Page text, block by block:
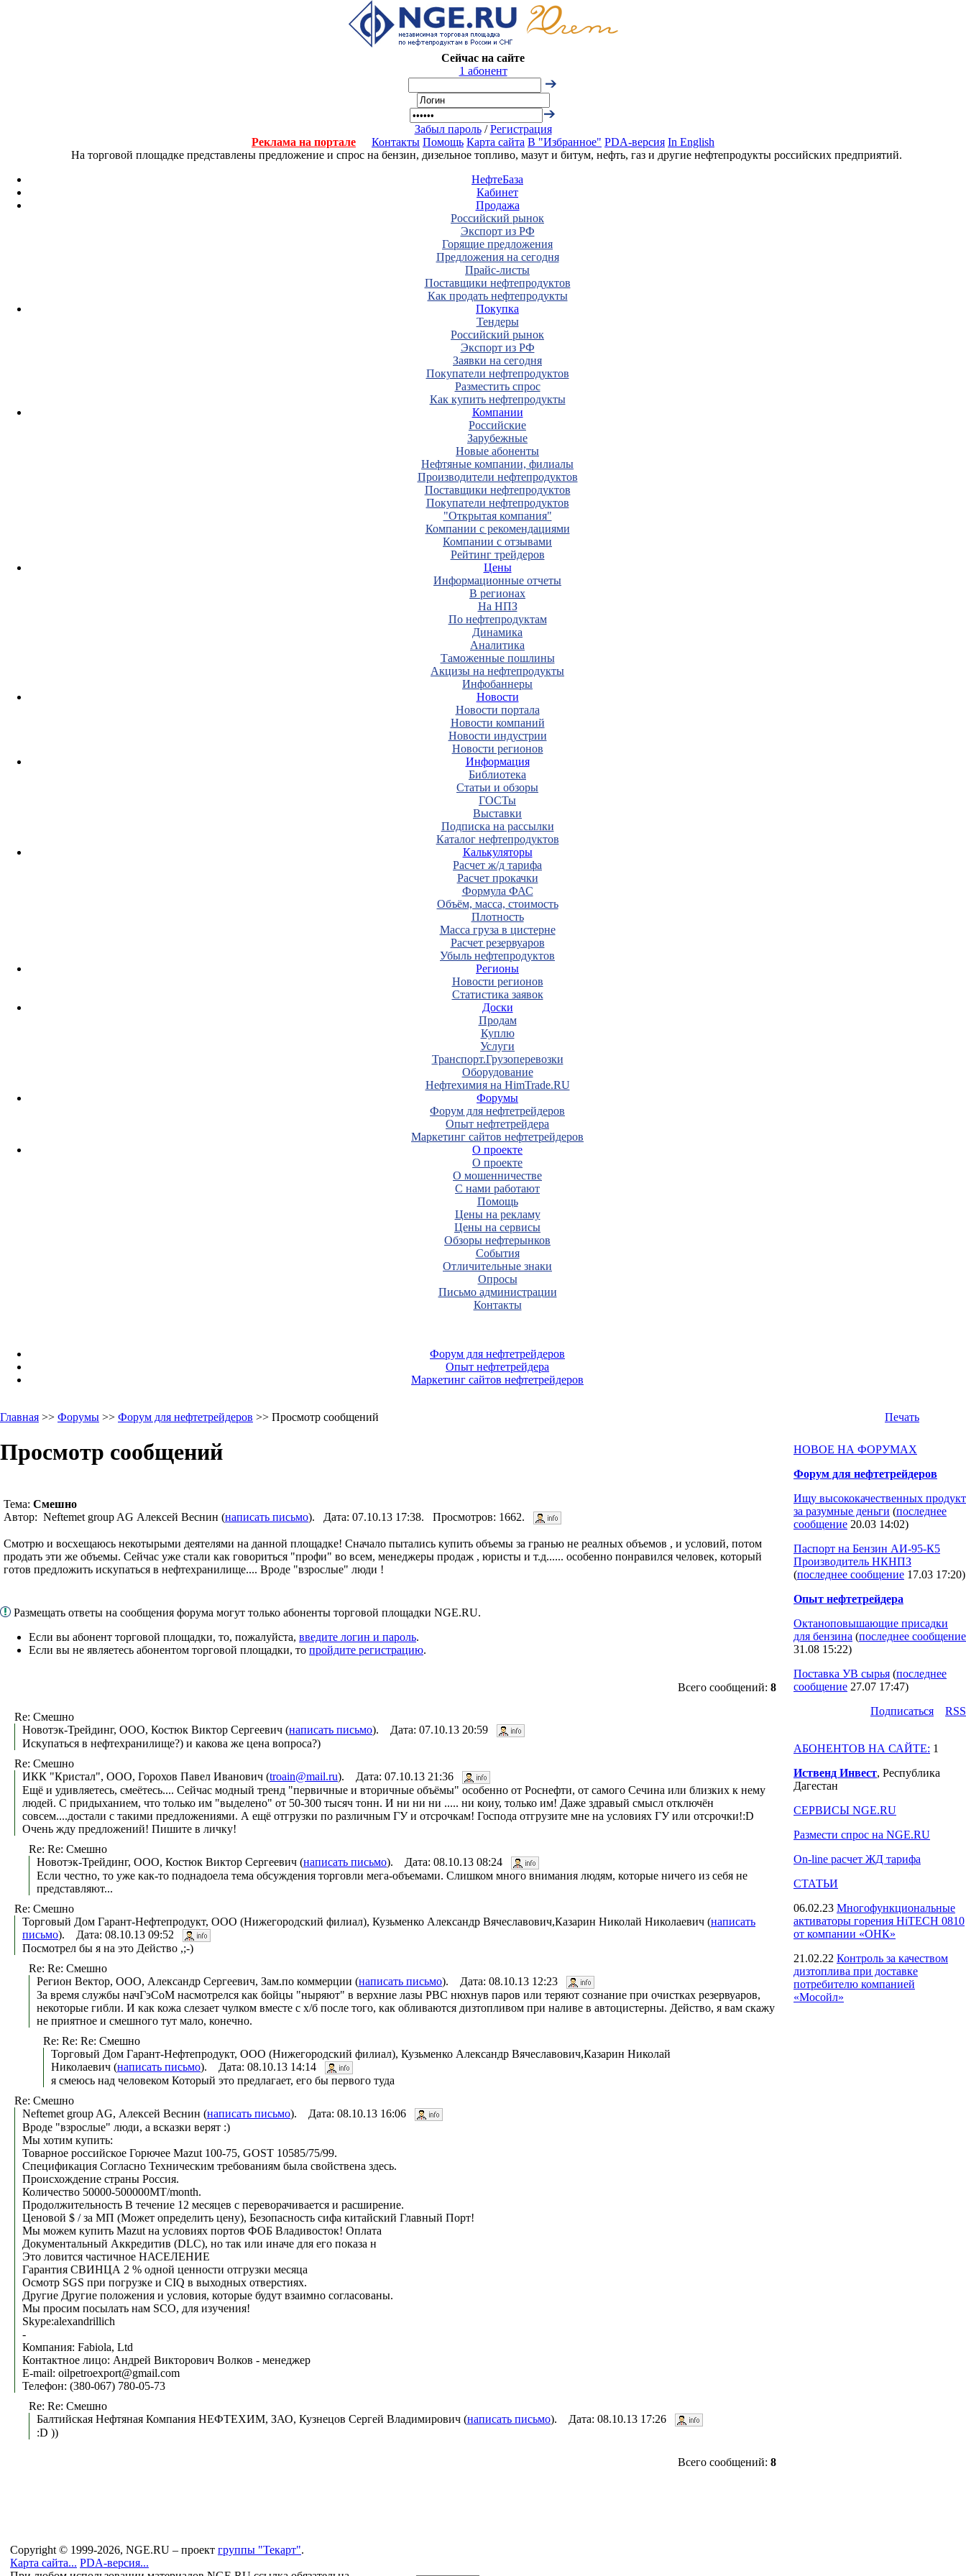
Сейчас на сайте
1 абонент
Забыл пароль/Регистрация
Реклама на портале
Контакты Помощь Карта сайта В "Избранное" PDA-версия In English
На торговой площадке представлены предложение и спрос на бензин, дизельное топливо, мазут и битум, нефть, газ и другие нефтепродукты российских предприятий.
НефтеБаза
Кабинет
Продажа
Российский рынок
Экспорт из РФ
Горящие предложения
Предложения на сегодня
Прайс-листы
Поставщики нефтепродуктов
Как продать нефтепродукты
Покупка
Тендеры
Российский рынок
Экспорт из РФ
Заявки на сегодня
Покупатели нефтепродуктов
Разместить спрос
Как купить нефтепродукты
Компании
Российские
Зарубежные
Новые абоненты
Нефтяные компании, филиалы
Производители нефтепродуктов
Поставщики нефтепродуктов
Покупатели нефтепродуктов
"Открытая компания"
Компании с рекомендациями
Компании с отзывами
Рейтинг трейдеров
Цены
Информационные отчеты
В регионах
На НПЗ
По нефтепродуктам
Динамика
Аналитика
Таможенные пошлины
Акцизы на нефтепродукты
Инфобаннеры
Новости
Новости портала
Новости компаний
Новости индустрии
Новости регионов
Информация
Библиотека
Статьи и обзоры
ГОСТы
Выставки
Подписка на рассылки
Каталог нефтепродуктов
Калькуляторы
Расчет ж/д тарифа
Расчет прокачки
Формула ФАС
Объём, масса, стоимость
Плотность
Масса груза в цистерне
Расчет резервуаров
Убыль нефтепродуктов
Регионы
Новости регионов
Статистика заявок
Доски
Продам
Куплю
Услуги
Транспорт.Грузоперевозки
Оборудование
Нефтехимия на HimTrade.RU
Форумы
Форум для нефтетрейдеров
Опыт нефтетрейдера
Маркетинг сайтов нефтетрейдеров
О проекте
О проекте
О мошенничестве
С нами работают
Помощь
Цены на рекламу
Цены на сервисы
Обзоры нефтерынков
События
Отличительные знаки
Опросы
Письмо администрации
Контакты
Форум для нефтетрейдеров
Опыт нефтетрейдера
Маркетинг сайтов нефтетрейдеров
Главная >> Форумы >> Форум для нефтетрейдеров >> Просмотр сообщений Печать
Просмотр сообщений
Тема: Смешно
Автор: Neftemet group AG Алексей Веснин (написать письмо). Дата: 07.10.13 17:38. Просмотров: 1662.
Смотрю и восхещаюсь некотырыми деятелями на данной площадке! Сначало пытались купить объемы за гранью не реалных объемов , и условий, потом
продать эти же объемы. Сейчас уже стали как говориться "профи" во всeм, менеджеры продаж , юристы и т.д...... особенно понравился человек, который
готов предложить искупаться в нефтехранилище.... Вроде "взрослые" люди !
Размещать ответы на сообщения форума могут только абоненты торговой площадки NGE.RU.
Если вы абонент торговой площадки, то, пожалуйста, введите логин и пароль.
Если вы не являетесь абонентом торговой площадки, то пройдите регистрацию.
Всего сообщений: 8
Re: Смешно
Новотэк-Трейдинг, ООО, Костюк Виктор Сергеевич (написать письмо). Дата: 07.10.13 20:59
Искупаться в нефтехранилище?) и какова же цена вопроса?)
Re: Смешно
ИКК "Кристал", ООО, Горохов Павел Иванович (troain@mail.ru). Дата: 07.10.13 21:36
Ещё и удивляетесь, смеётесь.... Сейчас модный тренд "первичные и вторичные объёмы" особенно от Роснефти, от самого Сечина или близких к нему
людей. С придыханием, что только им "выделено" от 50-300 тысяч тонн. И ни ни ни ..... ни коиу, только им! Даже здравый смысл отключён
совсем....достали с такими предложениями. А ещё отгрузки по различным ГУ и отсрочкам! Господа отгрузите мне на условиях ГУ или отсрочки!:D
Очень жду предложений! Пишите в личку!
Re: Re: Смешно
Новотэк-Трейдинг, ООО, Костюк Виктор Сергеевич (написать письмо). Дата: 08.10.13 08:24
Если честно, то уже как-то поднадоела тема обсуждения торговли мега-объемами. Слишком много внимания людям, которые ничего из себя не
представляют...
Re: Смешно
Торговый Дом Гарант-Нефтепродукт, ООО (Нижегородский филиал), Кузьменко Александр Вячеславович,Казарин Николай Николаевич (написать
письмо). Дата: 08.10.13 09:52
Посмотрел бы я на это Действо ,;-)
Re: Re: Смешно
Регион Вектор, ООО, Александр Сергеевич, Зам.по коммерции (написать письмо). Дата: 08.10.13 12:23
За время службы начГэСоМ насмотрелся как бойцы "ныряют" в верхние лазы РВС нюхнув паров или теряют сознание при очистках резервуаров,
некоторые гибли. И как кожа слезает чулком вместе с х/б после того, как обливаются дизтопливом при наливе в автоцистерны. Действо, я вам скажу
не приятное и смешного тут мало, конечно.
Re: Re: Re: Смешно
Торговый Дом Гарант-Нефтепродукт, ООО (Нижегородский филиал), Кузьменко Александр Вячеславович,Казарин Николай
Николаевич (написать письмо). Дата: 08.10.13 14:14
я смеюсь над человеком Который это предлагает, его бы первого туда
Re: Смешно
Neftemet group AG, Алексей Веснин (написать письмо). Дата: 08.10.13 16:06
Вроде "взрослые" люди, а всказки верят :)
Мы хотим купить:
Товарное российское Горючее Mazut 100-75, GOST 10585/75/99.
Спецификация Согласно Техническим требованиям была свойствена здесь.
Происхождение страны Россия.
Количество 50000-500000MT/month.
Продолжительность В течение 12 месяцев с переворачивается и расширение.
Ценовой $ / за МП (Может определить цену), Безопасность сифа китайский Главный Порт!
Мы можем купить Mazut на условиях портов ФОБ Владивосток! Оплата
Документальный Аккредитив (DLC), но так или иначе для его показа н
Это ловится частичное НАСЕЛЕНИЕ
Гарантия СВИНЦА 2 % одной ценности отгрузки месяца
Осмотр SGS при погрузке и CIQ в выходных отверстиях.
Другие Другие положения и условия, которые будут взаимно согласованы.
Мы просим посылать нам SCO, для изучения!
Skype:alexandrillich
-
Компания: Fabiola, Ltd
Контактное лицо: Андрей Викторович Волков - менеджер
E-mail: oilpetroexport@gmail.com
Телефон: (380-067) 780-05-73
Re: Re: Смешно
Балтийская Нефтяная Компания НЕФТЕХИМ, ЗАО, Кузнецов Сергей Владимирович (написать письмо). Дата: 08.10.13 17:26
:D ))
Всего сообщений: 8
НОВОЕ НА ФОРУМАХ
Форум для нефтетрейдеров
Ищу высококачественных продукт
за разумные деньги (последнее
сообщение 20.03 14:02)
Паспорт на Бензин АИ-95-К5
Производитель НКНПЗ
(последнее сообщение 17.03 17:20)
Опыт нефтетрейдера
Октаноповышающие присадки
для бензина (последнее сообщение
31.08 15:22)
Поставка УВ сырья (последнее
сообщение 27.07 17:47)
Подпиcаться
RSS
АБОНЕНТОВ НА САЙТЕ: 1
Иственд Инвест, Республика
Дагестан
СЕРВИСЫ NGE.RU
Размести спрос на NGE.RU
On-line расчет ЖД тарифа
СТАТЬИ
06.02.23 Многофункциональные
активаторы горения HiTECH 0810
от компании «ОНК»
21.02.22 Контроль за качеством
дизтоплива при доставке
потребителю компанией
«Мосойл»
Copyright © 1999-2026, NGE.RU – проект группы "Текарт".
Карта сайта... PDA-версия...